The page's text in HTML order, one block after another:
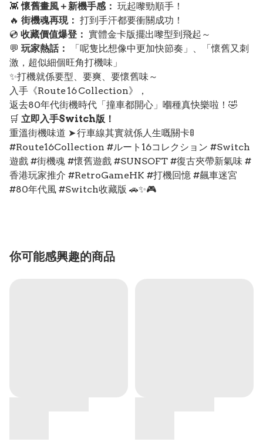
👾懷舊畫風＋新機手感： 玩起嚟勁順手！
🔥 街機魂再現： 打到手汗都要衝關成功！
💿 收藏價值爆登： 實體金卡版擺出嚟型到飛起～
💬 玩家熱話：
「呢隻比想像中更加快節奏」、「懷舊又刺
激，超似細個旺角打機味」
✨打機就係要型、要爽、要懷舊味～
入手《Route 16 Collection》，
返去80年代街機時代「撞車都開心」嗰種真快樂啦！🤣
🛒 立即入手Switch版！
重溫街機味道 ➤ 行車線其實就係人生嘅關卡🚦
#Route16Collection #ルート16コレクション #Switch
遊戲 #街機魂 #懷舊遊戲 #SUNSOFT #復古夾帶新氣味 #
香港玩家推介 #RetroGameHK #打機回憶 #飆車迷宮
#80年代風 #Switch收藏版 🚗✨🎮
你可能感興趣的商品